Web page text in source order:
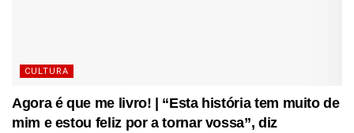
CULTURA
Agora é que me livro! | “Esta história tem muito de
mim e estou feliz por a tornar vossa”, diz